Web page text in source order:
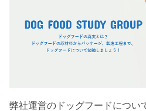
弊社運営のドッグフードについ